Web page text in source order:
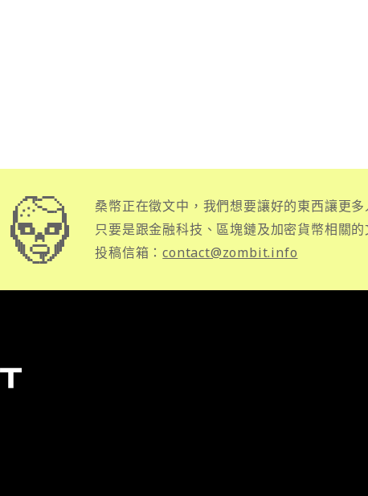
桑幣正在徵文中，我們想要讓好的東西讓更多
只要是跟金融科技、區塊鏈及加密貨幣相關
投稿信箱：contact@zombit.info